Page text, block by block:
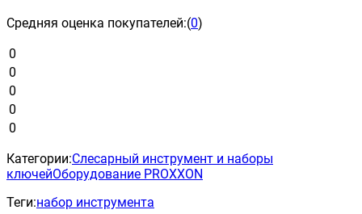
Средняя оценка покупателей:(0)
0
0
0
0
0
Категории:Слесарный инструмент и наборы
ключейОборудование PROXXON
Теги:набор инструмента